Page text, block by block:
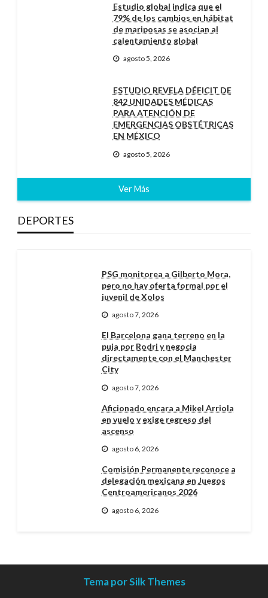
Estudio global indica que el
79% de los cambios en hábitat
de mariposas se asocian al
calentamiento global
agosto 5, 2026
ESTUDIO REVELA DÉFICIT DE
842 UNIDADES MÉDICAS
PARA ATENCIÓN DE
EMERGENCIAS OBSTÉTRICAS
EN MÉXICO
agosto 5, 2026
Ver Más
DEPORTES
PSG monitorea a Gilberto Mora,
pero no hay oferta formal por el
juvenil de Xolos
agosto 7, 2026
El Barcelona gana terreno en la
puja por Rodri y negocia
directamente con el Manchester
City
agosto 7, 2026
Aficionado encara a Mikel Arriola
en vuelo y exige regreso del
ascenso
agosto 6, 2026
Comisión Permanente reconoce a
delegación mexicana en Juegos
Centroamericanos 2026
agosto 6, 2026
Tema por Silk Themes